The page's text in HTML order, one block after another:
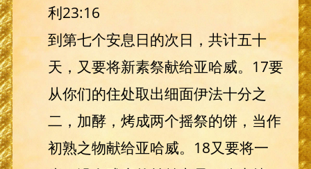
利23:16
到第七个安息日的次日，共计五十
天，又要将新素祭献给亚哈威。17要
从你们的住处取出细面伊法十分之
二，加酵，烤成两个摇祭的饼，当作
初熟之物献给亚哈威。18又要将一